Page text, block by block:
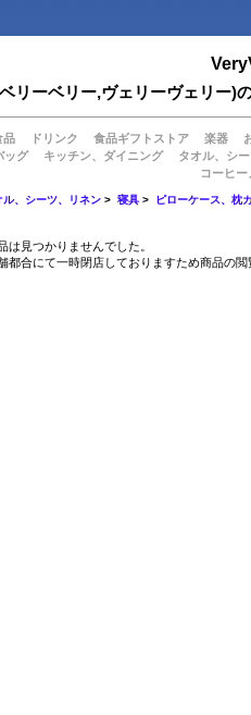
リーベリー,ヴェリーヴェリー)
品 ドリンク 食品ギフトストア 楽器
ッグ キッチン、ダイニング
タオル、シ
コーヒ
ル、シーツ、リネン >寝具 >
ピローケース、枕
は見つかりませんでした。
都合にて一時閉店しておりますため商品の